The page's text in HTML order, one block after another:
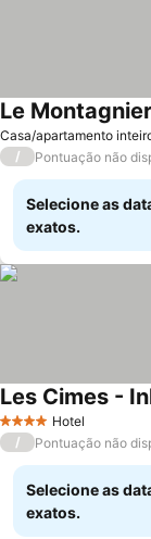
Casa/apartamento
Le
/ Pontuação não
Selecione as
exatos.
4 EstrelasHotel
Les Cimes -
/ Pontuação não
Selecione as
exatos.